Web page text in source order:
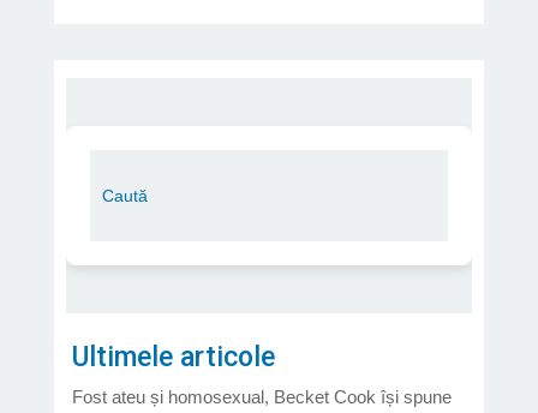
Ultimele articole
Fost ateu și homosexual, Becket Cook își spune